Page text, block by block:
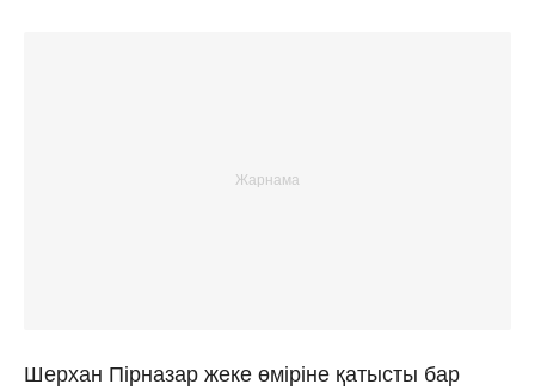
Шерхан Пірназар жеке өміріне қатысты бар